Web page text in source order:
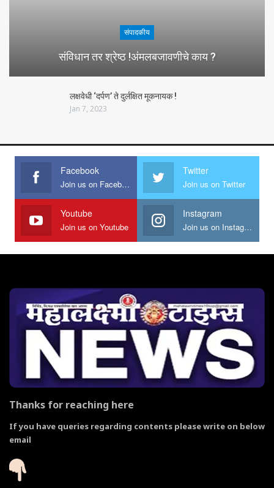
संपादकीय
संविधान तर श्रेष्ठ !अंमलबजावणीचे काय ?
लक्षवेधी ‘दर्पण’ ते दुर्लक्षित मूकनायक !
Jan 7, 2023
Facebook
Join us on Facebook
Twitter
Join us on Twitter
Youtube
Join us on Youtube
Instagram
Join us on Instagram
Thanks for reaching here
If you have queries regarding contents please write on below
email